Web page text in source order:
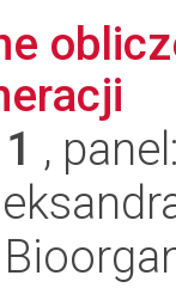
,